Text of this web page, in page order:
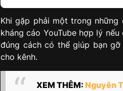
Khi gặp phải một trong
kháng cáo YouTube hợp lý
đúng cách có thể giúp bạn
cho kênh.
XEM THÊM: Nguyên